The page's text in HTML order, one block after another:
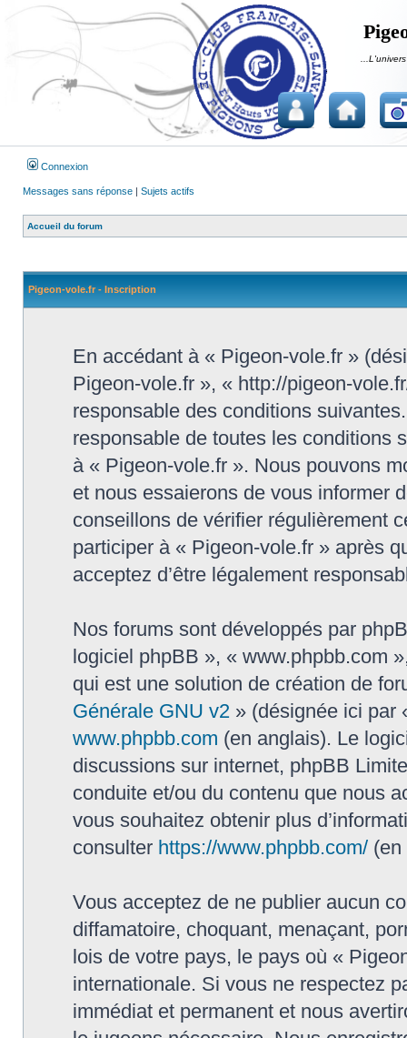
Connexion
Messages sans réponse | Sujets actifs
Accueil du forum
Pigeon-vole.fr - Inscription
En accédant à « Pigeon-vole.fr »
Pigeon-vole.fr », « http://pigeon-
responsable des conditions
responsable de toutes les conditions
à « Pigeon-vole.fr ». Nous pouvons
et nous essaierons de vous informer
conseillons de vérifier régulièrement
participer à « Pigeon-vole.fr » après
acceptez d’être légalement
Nos forums sont développés par
logiciel phpBB », « www.phpbb.com
qui est une solution de création de
Générale GNU v2 » (désignée ici par
www.phpbb.com (en anglais). Le
discussions sur internet, phpBB
conduite et/ou du contenu que nous
vous souhaitez obtenir plus
consulter https://www.phpbb.com/ (en
Vous acceptez de ne publier aucun
diffamatoire, choquant, menaçant,
lois de votre pays, le pays où «
internationale. Si vous ne respectez
immédiat et permanent et nous